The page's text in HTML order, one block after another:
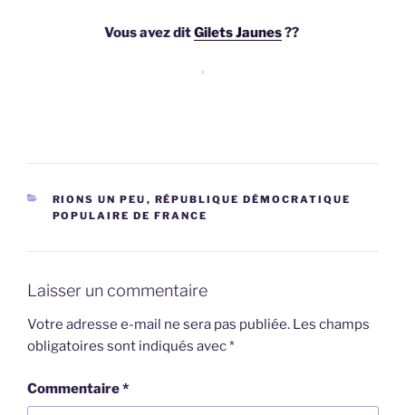
Vous avez ditGilets Jaunes??
*
CATÉGORIES
RIONS UN PEU , RÉPUBLIQUE DÉMOCRATIQUE
POPULAIRE DE FRANCE
Laisser un commentaire
Votre adresse e-mail ne sera pas publiée. Les champs
obligatoires sont indiqués avec*
Commentaire*